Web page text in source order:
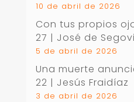
10 de abril de 2026
Con tus propios
27 | José de
5 de abril de 2026
Una muerte
22 | Jesús Fraidíaz
3 de abril de 2026